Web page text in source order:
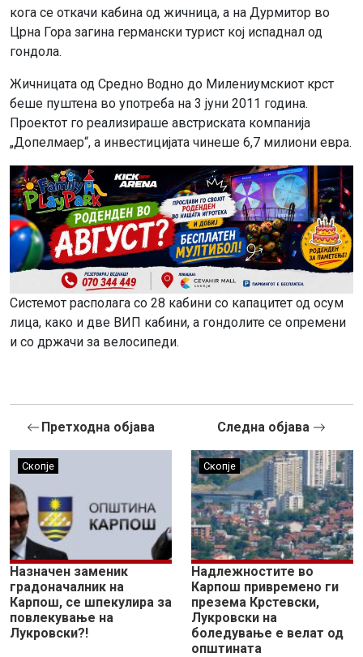
кога се откачи кабина од жичница, а на Дурмитор во
Црна Гора загина германски турист кој испаднал од
гондола.
Жичницата од Средно Водно до Милениумскиот крст
беше пуштена во употреба на 3 јуни 2011 година.
Проектот го реализираше австриската компанија
„Допелмаер“, а инвестицијата чинеше 6,7 милиони евра.
Системот располага со 28 кабини со капацитет од осум
лица, како и две ВИП кабини, а гондолите се опремени
и со држачи за велосипеди.
Претходна објава
Скопје
Назначен заменик
градоначалник на
Карпош, се шпекулира за
повлекување на
Лукровски?!
Следна објава
Скопје
Надлежностите во
Карпош привремено ги
презема Крстевски,
Лукровски на
боледување е велат од
општината